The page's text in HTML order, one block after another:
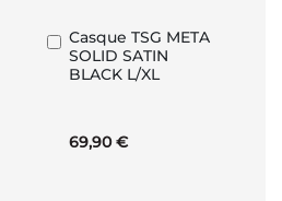
Casque TSG META
SOLID SATIN
BLACK L/XL
69,90 €
Ajouter
au
panier